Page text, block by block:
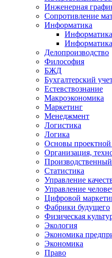
Инженерная
Сопротивление
Информатика
Делопроизводство
Философия
БЖД
Бухгалтерский
Естевствознание
Макроэкономика
Маркетинг
Менеджмент
Логистика
Логика
Основы проектной
Организация,
Статистика
Управление
Управление
Цифровой
Фабрики будущего
Физическая
Экология
Экономика
Экономика
Право